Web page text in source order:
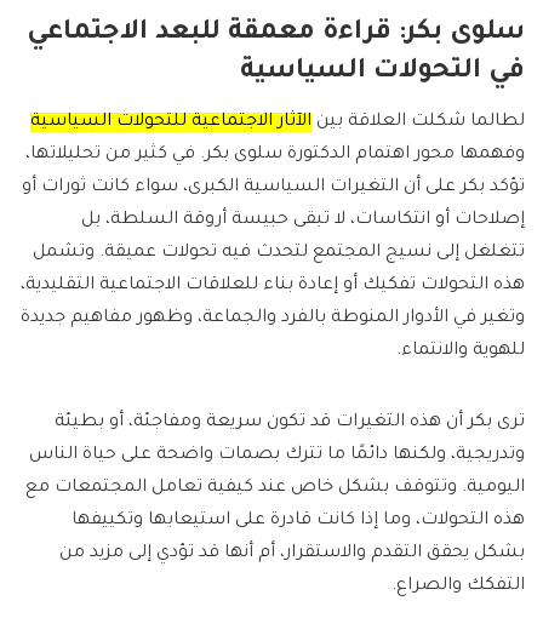
سلوى بكر: قراءة معمقة للبعد الاجتماعي
في التحولات السياسية
لطالما شكلت العلاقة بين الآثار الاجتماعية للتحولات السياسية
وفهمها محور اهتمام الدكتورة سلوى بكر. في كثير من تحليلاتها،
تؤكد بكر على أن التغيرات السياسية الكبرى، سواء كانت ثورات أو
إصلاحات أو انتكاسات، لا تبقى حبيسة أروقة السلطة، بل
تتغلغل إلى نسيج المجتمع لتحدث فيه تحولات عميقة. وتشمل
هذه التحولات تفكيك أو إعادة بناء للعلاقات الاجتماعية التقليدية،
وتغير في الأدوار المنوطة بالفرد والجماعة، وظهور مفاهيم جديدة
للهوية والانتماء.
ترى بكر أن هذه التغيرات قد تكون سريعة ومفاجئة، أو بطيئة
وتدريجية، ولكنها دائمًا ما تترك بصمات واضحة على حياة الناس
اليومية. وتتوقف بشكل خاص عند كيفية تعامل المجتمعات مع
هذه التحولات، وما إذا كانت قادرة على استيعابها وتكييفها
بشكل يحقق التقدم والاستقرار، أم أنها قد تؤدي إلى مزيد من
التفكك والصراع.